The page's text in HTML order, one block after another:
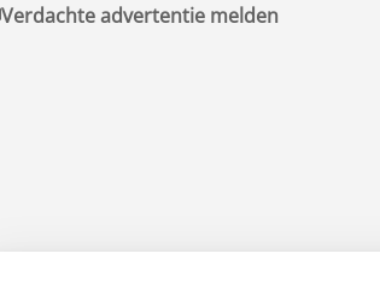
Verdachte advertentie melden